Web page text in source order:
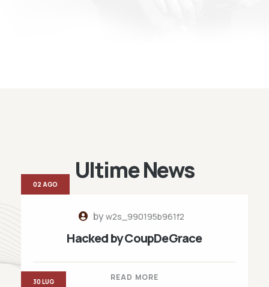
Ultime News
byw2s_990195b961f2
Hacked by CoupDeGrace
READ MORE
02 AGO
30 LUG